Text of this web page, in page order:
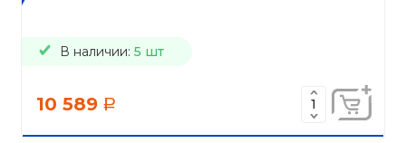
В наличии: 5 шт
10 589 a